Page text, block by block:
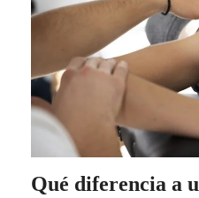
Qué diferencia a